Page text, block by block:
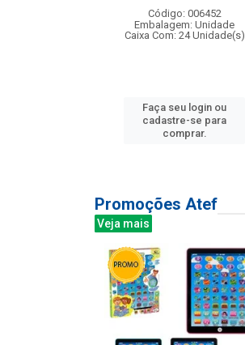
Código: 006452
Embalagem: Unidade
Caixa Com: 24 Unidade(s)
Faça seu login ou
cadastre-se para
comprar.
Promoções Atef
Veja mais